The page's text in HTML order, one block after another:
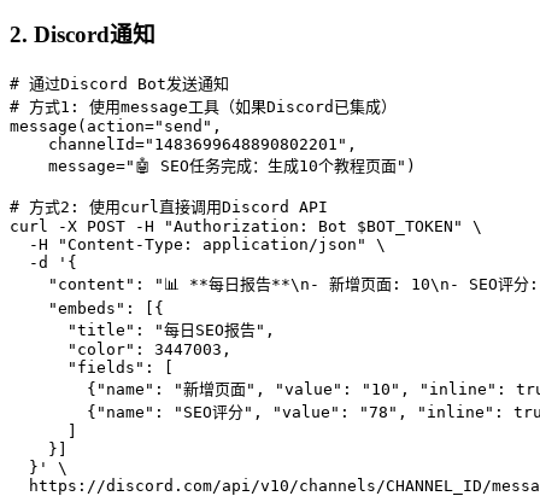
2. Discord通知
# 通过Discord Bot发送通知
# 方式1: 使用message工具（如果Discord已集成）
message(action="send",
    channelId="1483699648890802201",
    message="🤖 SEO任务完成：生成10个教程页面")
# 方式2: 使用curl直接调用Discord API
curl -X POST -H "Authorization: Bot $BOT_TOKEN" \
  -H "Content-Type: application/json" \
  -d '{
"content": "📊 **每日报告**\n- 新增页面: 10\n- SEO评分
    "embeds": [{
      "title": "每日SEO报告",
      "color": 3447003,
      "fields": [
{"name": "新增页面", "value": "10", "inline":
{"name": "SEO评分", "value": "78", "inline":
    }]
  }' \
https://discord.com/api/v10/channels/CHANNEL_ID/